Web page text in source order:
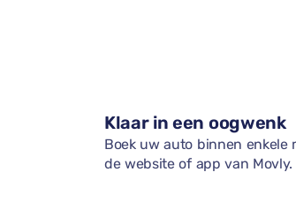
Klaar in een oogwenk
Boek uw auto binnen enkele
de website of app van Movly.